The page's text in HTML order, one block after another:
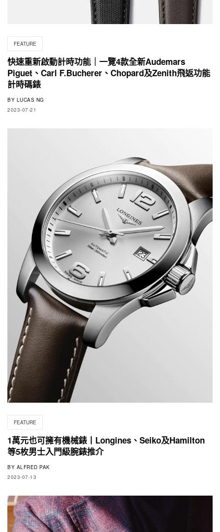
FEATURE
快速重新啟動計時功能｜一覽4款全新Audemars
Piguet、Carl F.Bucherer、Chopard及Zenith飛返功能
計時碼錶
BY LUCAS NG
2023-07-21
FEATURE
1萬元也可擁有機械錶丨Longines、Seiko及Hamilton
等5枚男士入門級腕錶推介
BY ALFRED PAK
2023-07-13